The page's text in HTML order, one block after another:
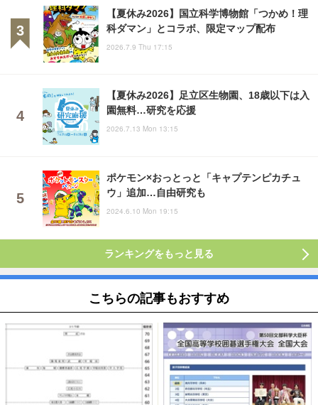
【夏休み2026】国立科学博物館「つかめ！理
科ダマン」とコラボ、限定マップ配布
2026.7.9 Thu 17:15
【夏休み2026】足立区生物園、18歳以下は入
園無料…研究を応援
2026.7.13 Mon 13:15
ポケモン×おっとっと「キャプテンピカチュ
ウ」追加…自由研究も
2024.6.10 Mon 19:15
ランキングをもっと見る
こちらの記事もおすすめ